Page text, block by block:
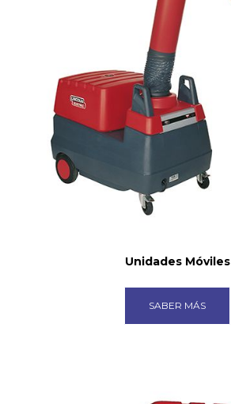
Unidades Móviles
SABER MÁS